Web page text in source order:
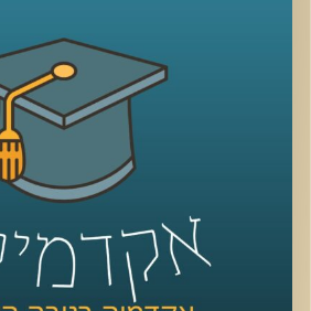
שגורמים לנו לראות איומים
ובמקביל להפחית מחומרתם של
אחרים? פרופסור גלעד
לפסיכולוגיה מנתח באמצעות
תפיסות האיומים השונות בקרב
שונות באוכלוסיה ומסביר כיצד
משפיע על התמודדות בשעות
AudioVersity